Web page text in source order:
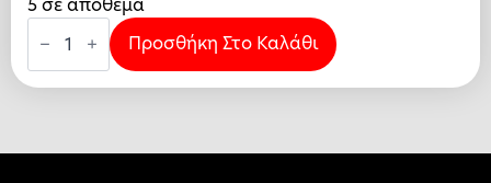
ΠΡΟΣΦ.
ΠΗΡΟΥΝΙΑ
ΧΡΩΜ
Φ22
Προσθήκη Στο Καλάθι